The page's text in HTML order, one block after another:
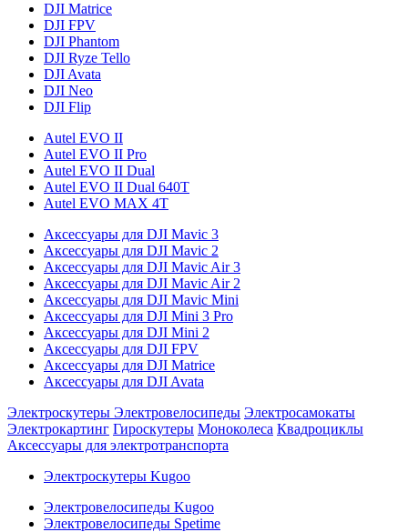
DJI Matrice
DJI FPV
DJI Phantom
DJI Ryze Tello
DJI Avata
DJI Neo
DJI Flip
Autel EVO II
Autel EVO II Pro
Autel EVO II Dual
Autel EVO II Dual 640T
Autel EVO MAX 4T
Аксессуары для DJI Mavic 3
Аксессуары для DJI Mavic 2
Аксессуары для DJI Mavic Air 3
Аксессуары для DJI Mavic Air 2
Аксессуары для DJI Mavic Mini
Аксессуары для DJI Mini 3 Pro
Аксессуары для DJI Mini 2
Аксессуары для DJI FPV
Аксессуары для DJI Matrice
Аксессуары для DJI Avata
Электроскутеры Электровелосипеды Электросамокаты
Электрокартинг Гироскутеры Моноколеса Квадроциклы
Аксессуары для электротранспорта
Электроскутеры Kugoo
Электровелосипеды Kugoo
Электровелосипеды Spetime